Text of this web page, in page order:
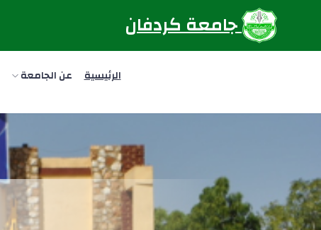
جامعة كردفان
الرئيسية عن الجامعة